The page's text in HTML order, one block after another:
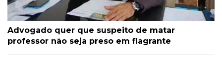
Advogado quer que suspeito de matar
professor não seja preso em flagrante